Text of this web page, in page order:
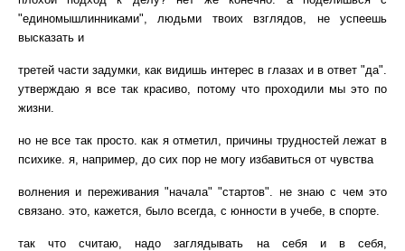
"единомышлинниками", людьми твоих взглядов, не успеешь
высказать и
третей части задумки, как видишь интерес в глазах и в ответ "да".
утверждаю я все так красиво, потому что проходили мы это по
жизни.
но не все так просто. как я отметил, причины трудностей лежат в
психике. я, например, до сих пор не могу избавиться от чувства
волнения и переживания "начала" "стартов". не знаю с чем это
связано. это, кажется, было всегда, с юнности в учебе, в спорте.
так что считаю, надо заглядывать на себя и в себя,